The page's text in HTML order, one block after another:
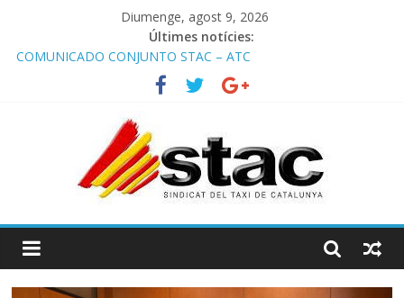
Diumenge, agost 9, 2026
Últimes notícies:
COMUNICADO CONJUNTO STAC – ATC
Comunicado STAC/ ATC de la reunión con los Mossos d
‘Esquadra del aeropuerto de Barcelona.
Programa de Radio TAXI LIBRE 29.07.2026 en COOLTURA FM.
STAC/ATC SOLICITAN TAULA TÈCNICA PARA MEJORAR LA
OPERATIVA DE ENTRADA EN EL PUERTO DE BARCELONA.
Programa de Radio TAXI LIBRE 22.07.2026 en COOLTURA FM.